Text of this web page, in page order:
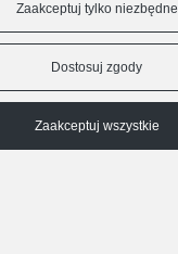
Zaakceptuj tylko niezbędne
Dostosuj zgody
Zaakceptuj wszystkie